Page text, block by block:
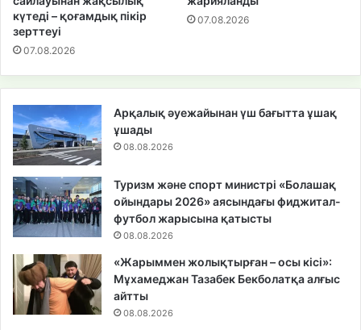
күтеді – қоғамдық пікір
зерттеуі
07.08.2026
07.08.2026
Арқалық әуежайынан үш бағытта ұшақ
ұшады
08.08.2026
Туризм және спорт министрі «Болашақ
ойындары 2026» аясындағы фиджитал-
футбол жарысына қатысты
08.08.2026
«Жарыммен жолықтырған – осы кісі»:
Мұхамеджан Тазабек Бекболатқа алғыс
айтты
08.08.2026